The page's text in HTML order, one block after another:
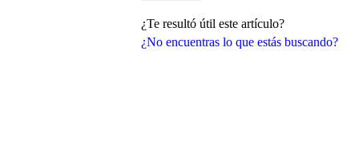
¿No encuentras lo que estás buscando?
¿Te resultó útil este artículo?